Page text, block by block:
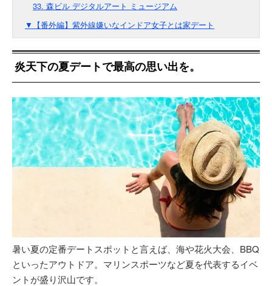
33. 森ビル デジタルアート ミュージアム
▼【番外編】紫外線嫌いなインドア女子とは家デート
炎天下の夏デートで最高の思い出を。
暑い夏の定番デートスポットと言えば、海や花火大会、BBQ
といったアウトドア。マリンスポーツなど夏を代表するイベ
ントが盛り沢山です。